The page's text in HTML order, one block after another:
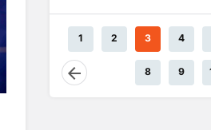
1 2 3 4
8 9